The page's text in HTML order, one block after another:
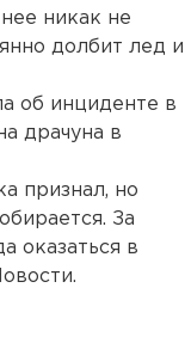
никак не
долбит лед и
об инциденте в
драчуна в
признал, но
За
оказаться в